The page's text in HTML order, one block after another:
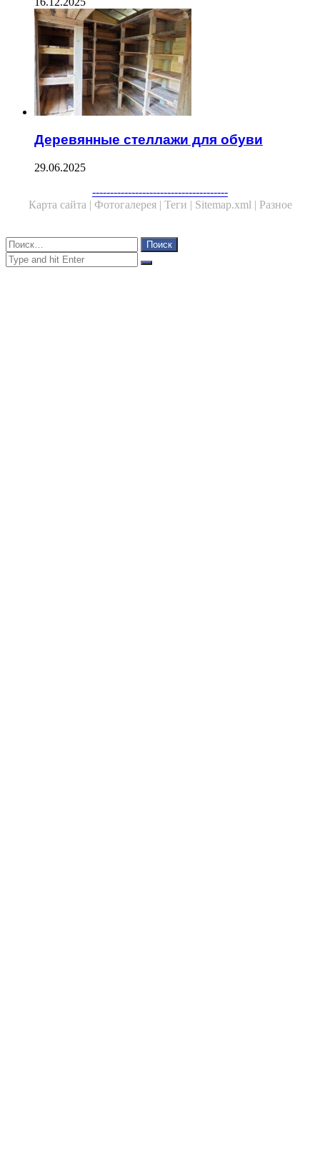
Деревянные стеллажи для обуви
29.06.2025
--------------------------------------
Карта сайта | Фотогалерея | Теги | Sitemap.xml | Разное
Close
Найти:
Close
Search